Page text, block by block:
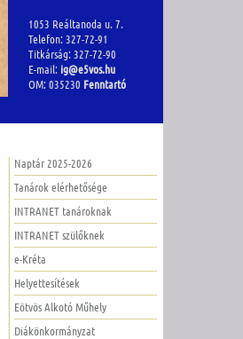
1053 Reáltanoda u. 7.
Telefon: 327-72-91
Titkárság: 327-72-90
E-mail: ig@e5vos.hu
OM: 035230 Fenntartó
Naptár 2025-2026
Tanárok elérhetősége
INTRANET tanároknak
INTRANET szülőknek
e-Kréta
Helyettesítések
Eötvös Alkotó Műhely
Diákönkormányzat